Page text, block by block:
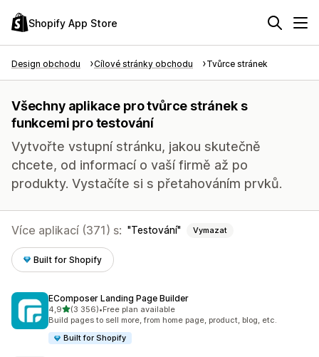
Shopify App Store
Design obchodu Cílové stránky obchodu Tvůrce stránek
Všechny aplikace pro tvůrce stránek s
funkcemi pro testování
Vytvořte vstupní stránku, jakou skutečně
chcete, od informací o vaší firmě až po
produkty. Vystačíte si s přetahováním prvků.
Více aplikací (371) s: Testování Vymazat
Built for Shopify
EComposer Landing Page Builder
4,9z 5 hvězd
(3 356)
Celkový počet recenzí: 3356
•Free plan available
Build pages to sell more, from home page, product, blog, etc.
Built for Shopify